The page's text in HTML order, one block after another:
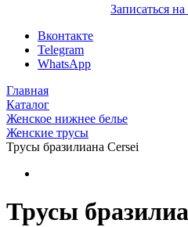
Записаться
Вконтакте
Telegram
WhatsApp
Главная
Каталог
Женское нижнее белье
Женские трусы
Трусы бразилиана Cersei
Трусы